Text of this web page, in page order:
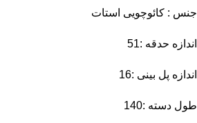
جنس : کائوچویی استات
اندازه حدقه :51
اندازه پل بینی :16
طول دسته :140